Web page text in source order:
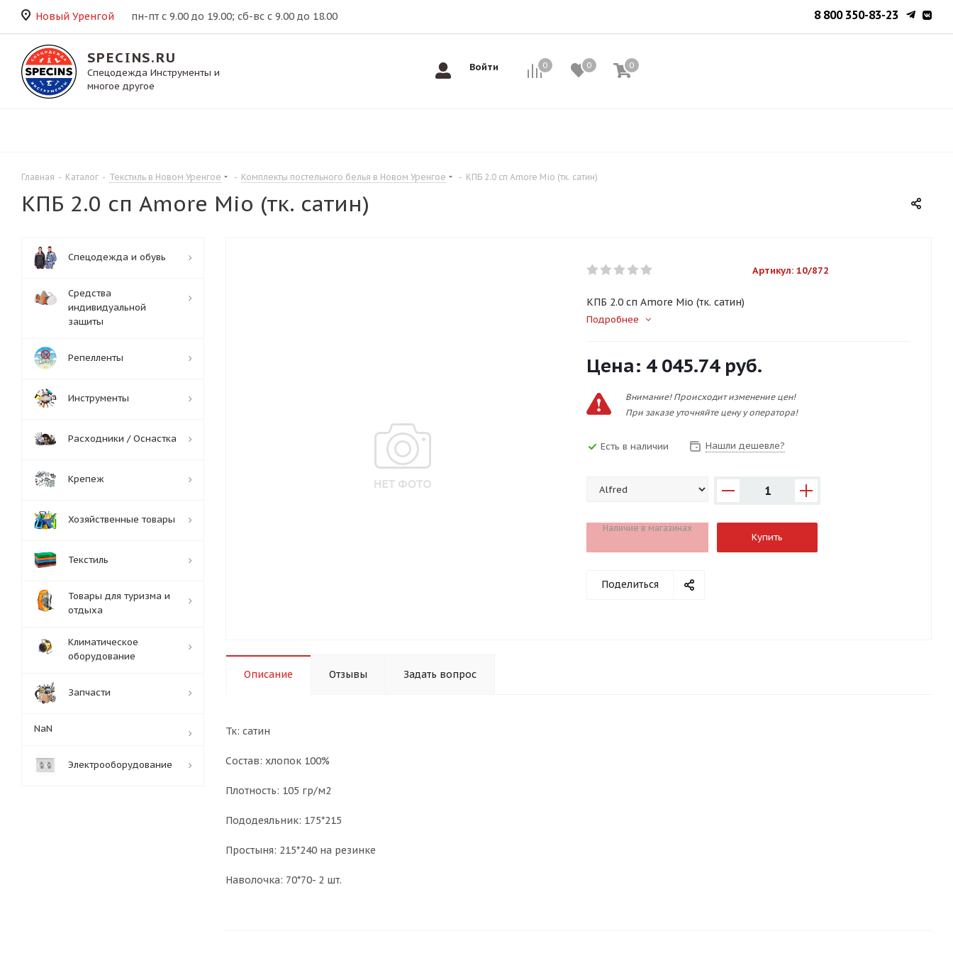
Новый Уренгой пн-пт с 9.00 до 19.00; сб-вс с 9.00 до 18.00 8 800 350-83-23
SPECINS.RU
Спецодежда Инструменты и
многое другое
Войти 0 0 0
0
Главная - Каталог - Текстиль в Новом Уренгое - Комплекты постельного белья в Новом Уренгое - КПБ 2.0 сп Amore Mio (тк. сатин)
КПБ 2.0 сп Amore Mio (тк. сатин)
Артикул: 10/872
КПБ 2.0 сп Amore Mio (тк. сатин)
Подробнее
Цена: 4 045.74 руб.
Внимание! Происходит изменение цен!
При заказе уточняйте цену у оператора!
Есть в наличии Нашли дешевле?
1
Наличие в магазинах
Купить
Поделиться
Описание Отзывы Задать вопрос
Тк: сатин
Состав: хлопок 100%
Плотность: 105 гр/м2
Пододеяльник: 175*215
Простыня: 215*240 на резинке
Наволочка: 70*70- 2 шт.
Спецодежда и обувь
Средства
индивидуальной
защиты
Репелленты
Инструменты
Расходники / Оснастка
Крепеж
Хозяйственные товары
Текстиль
Товары для туризма и
отдыха
Климатическое
оборудование
Запчасти
NaN
Электрооборудование